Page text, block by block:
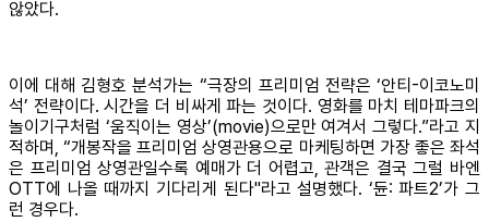
않았다.
이에 대해 김형호 분석가는 “극장의 프리미엄 전략은 ‘안티-이코노미
석’ 전략이다. 시간을 더 비싸게 파는 것이다. 영화를 마치 테마파크의
놀이기구처럼 ‘움직이는 영상’(movie)으로만 여겨서 그렇다.”라고 지
적하며, “개봉작을 프리미엄 상영관용으로 마케팅하면 가장 좋은 좌석
은 프리미엄 상영관일수록 예매가 더 어렵고, 관객은 결국 그럴 바엔
OTT에 나올 때까지 기다리게 된다"라고 설명했다. ‘듄: 파트2’가 그
런 경우다.